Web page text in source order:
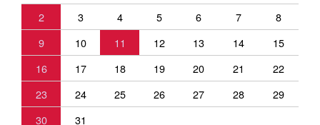
2
3 4 5 6 7
8
9
10 11 12 13 14
15
16
17 18 19 20 21
22
23
24 25 26 27 28
29
30
31